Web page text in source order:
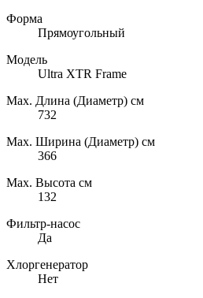
Форма
Прямоугольный
Модель
Ultra XTR Frame
Max. Длина (Диаметр) см
732
Max. Ширина (Диаметр) см
366
Max. Высота см
132
Фильтр-насос
Да
Хлоргенератор
Нет